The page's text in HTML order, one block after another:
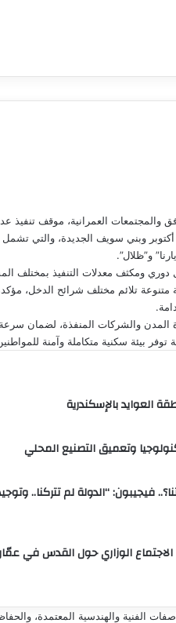
والمجتمعات العمرانية، موقف
وبني سويف الجديدة، والتي
و”ظلال”.
ومكثف معدلات التنفيذ بمختلف
تلائم مختلف شرائح الدخل،
والشركات المنفذة، لضمان
بيئة سكنية متكاملة وآمنة
العوايد بالإسكندرية
وتعميق التصنيع المحلي
فيجيبون: “الدولة لم تتركنا..
الوزاري حول القدس في
الفنية والهندسية المعتمدة،